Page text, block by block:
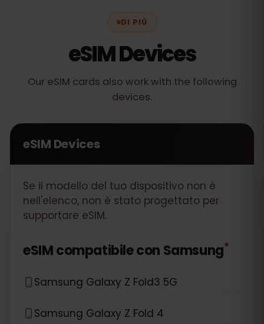
DI PIÙ
eSIM Devices
Our eSIM cards also work with the following
devices.
eSIM Devices
Se il modello del tuo dispositivo non è
nell'elenco, non è stato progettato per
supportare eSIM.
eSIM compatibile con Samsung*
Samsung Galaxy Z Fold3 5G
Samsung Galaxy Z Fold 4